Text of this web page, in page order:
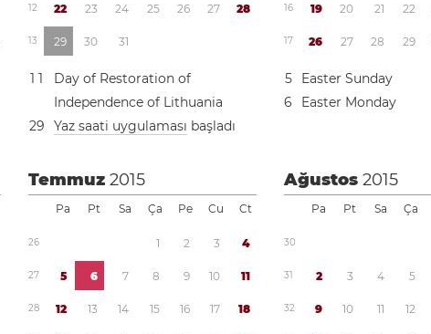
12 22 23 24 25 26 27 28
13 29 30 31
1 1
Day of Restoration of
Independence of Lithuania
29 Yaz saati uygulaması başladı
16 19 20 21 22
17 26 27 28 29
5
Easter Sunday
6
Easter Monday
Temmuz2015
Pa Pt Sa Ça Pe Cu Ct
26 1 2 3 4
27 5 6 7 8 9 10 11
28 12 13 14 15 16 17 18
Ağustos2015
Pa Pt Sa Ça
30
31 2 3 4 5
32 9 10 11 12